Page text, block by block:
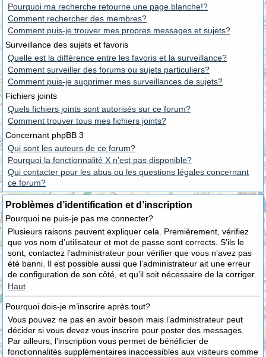
Pourquoi ma recherche retourne une page blanche!?
Comment rechercher des membres?
Comment puis-je trouver mes propres messages et sujets?
Surveillance des sujets et favoris
Quelle est la différence entre les favoris et la surveillance?
Comment surveiller des forums ou sujets particuliers?
Comment puis-je supprimer mes surveillances de sujets?
Fichiers joints
Quels fichiers joints sont autorisés sur ce forum?
Comment trouver tous mes fichiers joints?
Concernant phpBB 3
Qui sont les auteurs de ce forum?
Pourquoi la fonctionnalité X n’est pas disponible?
Qui contacter pour les abus ou les questions légales concernant
ce forum?
Problèmes d’identification et d’inscription
Pourquoi ne puis-je pas me connecter?
Plusieurs raisons peuvent expliquer cela. Premièrement, vérifiez
que vos nom d’utilisateur et mot de passe sont corrects. S’ils le
sont, contactez l’administrateur pour vérifier que vous n’avez pas
été banni. Il est possible aussi que l’administrateur ait une erreur
de configuration de son côté, et qu’il soit nécessaire de la corriger.
Haut
Pourquoi dois-je m’inscrire après tout?
Vous pouvez ne pas en avoir besoin mais l’administrateur peut
décider si vous devez vous inscrire pour poster des messages.
Par ailleurs, l’inscription vous permet de bénéficier de
fonctionnalités supplémentaires inaccessibles aux visiteurs comme